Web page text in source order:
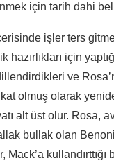
için tarih dahi
işler ters
hazırlıkları için
ve
olmuş olarak
alt üst olur. Rosa,
bullak olan
Mack’a